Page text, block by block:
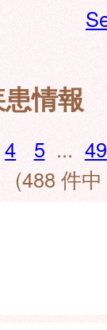
情報
4 5 ... 49
(488 件